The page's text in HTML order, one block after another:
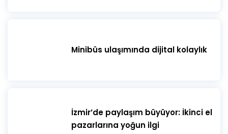
Minibüs ulaşımında dijital kolaylık
İzmir’de paylaşım büyüyor: İkinci el
pazarlarına yoğun ilgi